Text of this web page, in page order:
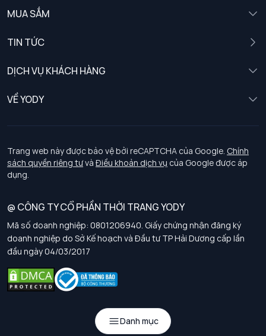
Danh mục
MUA SẮM
TIN TỨC
DỊCH VỤ KHÁCH HÀNG
Chính sách khách hàng thân thiết
Chính sách bảo vệ dữ liệu cá nhân
Chính sách thanh toán, giao nhận
Chính sách chất lượng và an toàn sức khoẻ nghề nghiệp
Chính sách đơn đồng phục
Hướng dẫn chọn kích thước
VỀ YODY
Tuyển dụng
Trang web này được bảo vệ bởi reCAPTCHA của Google. Chính
sách quyền riêng tưvà Điều khoản dịch vụ của Google được áp
dụng.
@ CÔNG TY CỔ PHẦN THỜI TRANG YODY
Mã số doanh nghiệp: 0801206940. Giấy chứng nhận đăng ký
doanh nghiệp do Sở Kế hoạch và Đầu tư TP Hải Dương cấp lần
đầu ngày 04/03/2017